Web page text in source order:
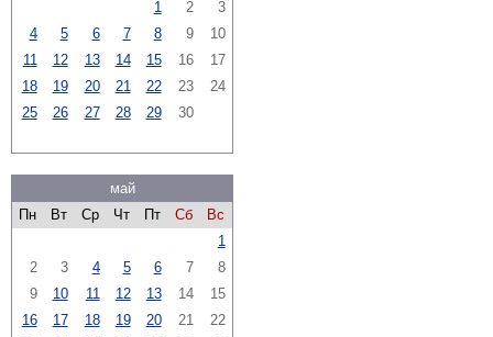
1
2
3
4
5 6 7 8 9
10
11
12 13 14 15 16
17
18
19 20 21 22 23
24
25
26 27 28 29 30
май
Пн
Вт Ср Чт Пт Сб
Вс
1
2
3 4 5 6 7
8
9
10 11 12 13 14
15
16
17 18 19 20 21
22